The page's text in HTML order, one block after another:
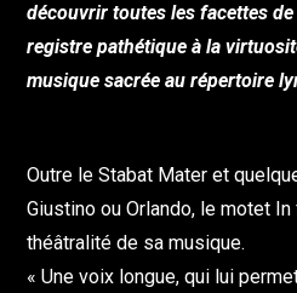
découvrir toutes les facettes de
registre pathétique à la
musique sacrée au répertoire
Outre le Stabat Mater et
Giustino ou Orlando, le motet
théâtralité de sa musique.
« Une voix longue, qui lui